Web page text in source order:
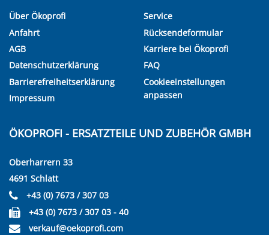
Über Ökoprofi
Anfahrt
AGB
Datenschutzerklärung
Barrierefreiheitserklärung
Impressum
Service
Rücksendeformular
Karriere bei Ökoprofi
FAQ
Cookieeinstellungen
anpassen
ÖKOPROFI - ERSATZTEILE UND ZUBEHÖR GMBH
Oberharrern 33
4691 Schlatt
+43 (0) 7673 / 307 03
+43 (0) 7673 / 307 03 - 40
verkauf@oekoprofi.com